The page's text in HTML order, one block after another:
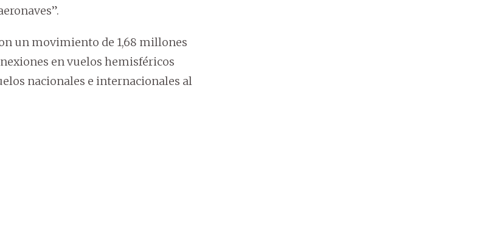
un movimiento de 1,68 millones
en vuelos hemisféricos
nacionales e internacionales al